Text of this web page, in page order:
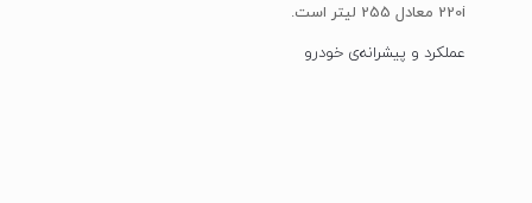
220i معادل 255 لیتر است.
عملکرد و پیشرانه‌ی خودرو